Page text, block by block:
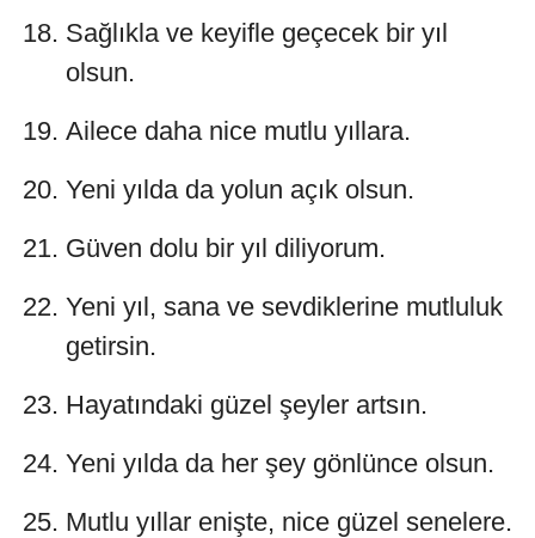
Sağlıkla ve keyifle geçecek bir yıl
olsun.
Ailece daha nice mutlu yıllara.
Yeni yılda da yolun açık olsun.
Güven dolu bir yıl diliyorum.
Yeni yıl, sana ve sevdiklerine mutluluk
getirsin.
Hayatındaki güzel şeyler artsın.
Yeni yılda da her şey gönlünce olsun.
Mutlu yıllar enişte, nice güzel senelere.